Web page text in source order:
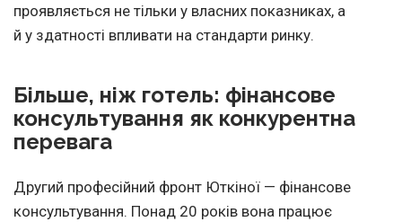
проявляється не тільки у власних показниках, а
й у здатності впливати на стандарти ринку.
Більше, ніж готель: фінансове
консультування як конкурентна
перевага
Другий професійний фронт Юткіної — фінансове
консультування. Понад 20 років вона працює